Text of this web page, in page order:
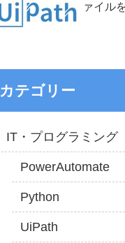
ァイル
カテゴリー
IT・プログラミング
PowerAutomate
Python
UiPath